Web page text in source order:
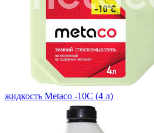
жидкость Metaco -10C (4 л)